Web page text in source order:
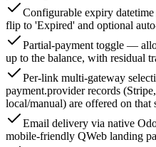
Configurable expiry
flip to 'Expired' and optional
Partial-payment toggle —
up to the balance, with residual
Per-link multi-gateway
payment.provider records
local/manual) are offered on that
Email delivery via native
mobile-friendly QWeb landing